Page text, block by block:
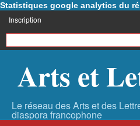
Statistiques google analytics du
Inscription
Arts et